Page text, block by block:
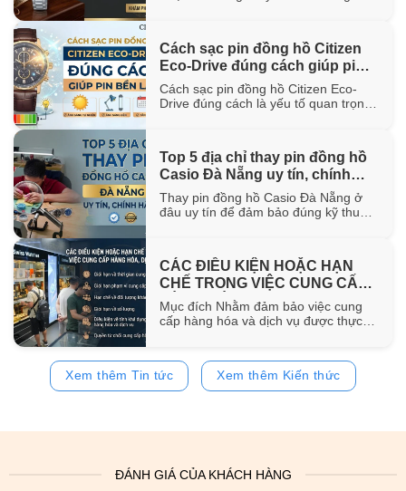
Trong bài viết này, WatchStore sẽ
giúp bạn khám phá nguồn gốc ra đời,
đặc điểm [...]
Cách sạc pin đồng hồ Citizen
Eco-Drive đúng cách giúp pin
bền lâu
Cách sạc pin đồng hồ Citizen Eco-
Drive đúng cách là yếu tố quan trọng
WatchStore sẽ hướng dẫn chi tiết các
phương pháp sạc bằng ánh sáng mặt
trời, ánh [...]
Top 5 địa chỉ thay pin đồng hồ
Casio Đà Nẵng uy tín, chính
hãng
Thay pin đồng hồ Casio Đà Nẵng ở
đâu uy tín để đảm bảo đúng kỹ thuật
thay pin Casio đáng tin cậy tại Đà
Nẵng, đồng thời chia sẻ quy trình
thay pin và bảng giá tham [...]
CÁC ĐIỀU KIỆN HOẶC HẠN
CHẾ TRONG VIỆC CUNG CẤP
HÀNG HÓA, DỊCH VỤ
Mục đích Nhằm đảm bảo việc cung
cấp hàng hóa và dịch vụ được thực
khách hàng, website
https://www.watchstore.vn công bố
các điều kiện và giới hạn áp dụng đối
Xem thêm Tin tức Xem thêm Kiến thức
ĐÁNH GIÁ CỦA KHÁCH HÀNG